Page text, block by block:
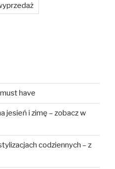
have
jesień i zimę – zobacz w
codziennych – z